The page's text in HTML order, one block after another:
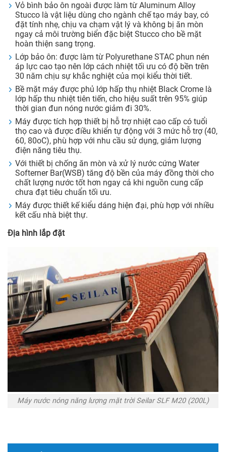
Vỏ bình bảo ôn ngoài được làm từ Aluminum Alloy
Stucco là vật liệu dùng cho ngành chế tạo máy bay, có
đặt tính nhẹ, chịu va chạm vật lý và không bị ăn mòn
ngay cả môi trường biển đặc biệt Stucco cho bề mặt
hoàn thiện sang trọng.
Lớp bảo ôn: được làm từ Polyurethane STAC phun nén
áp lực cao tạo nên lớp cách nhiệt tối ưu có độ bền trên
30 năm chịu sự khắc nghiệt của mọi kiểu thời tiết.
Bề mặt máy được phủ lớp hấp thụ nhiệt Black Crome là
lớp hấp thu nhiệt tiên tiến, cho hiệu suất trên 95% giúp
thời gian đun nóng nước giảm đi 30%.
Máy được tích hợp thiết bị hỗ trợ nhiệt cao cấp có tuổi
thọ cao và được điều khiển tự động với 3 mức hỗ trợ (40,
60, 80oC), phù hợp với nhu cầu sử dụng, giảm lượng
điện năng tiêu thụ.
Với thiết bị chống ăn mòn và xử lý nước cứng Water
Softerner Bar(WSB) tăng độ bền của máy đồng thời cho
chất lượng nước tốt hơn ngay cả khi nguồn cung cấp
chưa đạt tiêu chuẩn tối ưu.
Máy được thiết kế kiểu dáng hiện đại, phù hợp với nhiều
kết cấu nhà biệt thự.
Địa hình lắp đặt
Máy nước nóng năng lượng mặt trời Seilar SLF M20 (200L)